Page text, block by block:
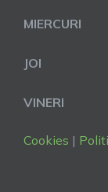
MIERCURI
JOI
VINERI
Cookies |